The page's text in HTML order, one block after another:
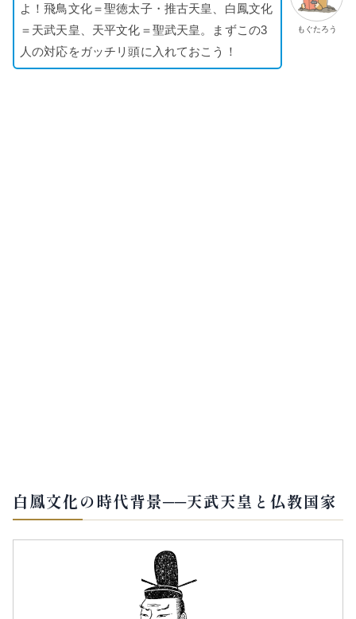
もぐたろう
よ！飛鳥文化＝聖徳太子・推古天皇、白鳳文化
＝天武天皇、天平文化＝聖武天皇。まずこの3
人の対応をガッチリ頭に入れておこう！
白鳳文化の時代背景──天武天皇と仏教国家